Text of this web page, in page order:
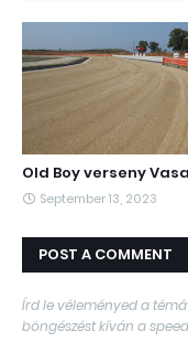
Old Boy verseny
September 13, 2023
POST A COMMENT
Írd le véleményed a
böngészést kíván a